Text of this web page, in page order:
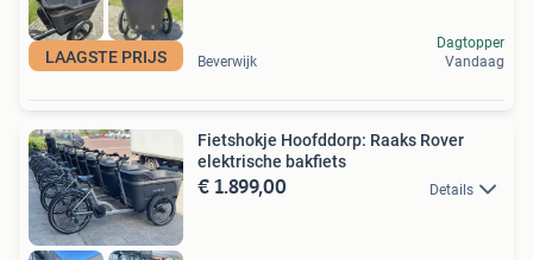
LAAGSTE PRIJS Beverwijk
Dagtopper
Vandaag
Fietshokje Hoofddorp: Raaks Rover
elektrische bakfiets
€ 1.899,00 Details